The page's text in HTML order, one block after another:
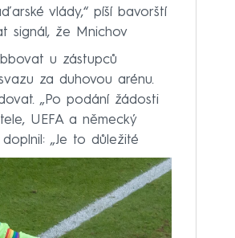
vlády,“ píší bavorští
signál, že Mnichov
u zástupců
za duhovou arénu.
„Po podání žádosti
UEFA a německý
„Je to důležité